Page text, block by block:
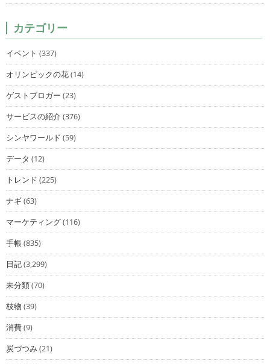
カテゴリー
イベント (337)
オリンピックの花(14)
ゲストブロガー (23)
サービスの紹介(376)
シンヤワールド (59)
データ (12)
トレンド (225)
ナギ(63)
マーケティング(116)
手帳(835)
日記(3,299)
未分類(70)
枝物 (39)
消費(9)
炭づつみ(21)